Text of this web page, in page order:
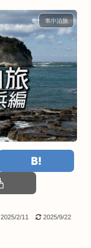
車中泊旅
2025/2/11 2025/9/22